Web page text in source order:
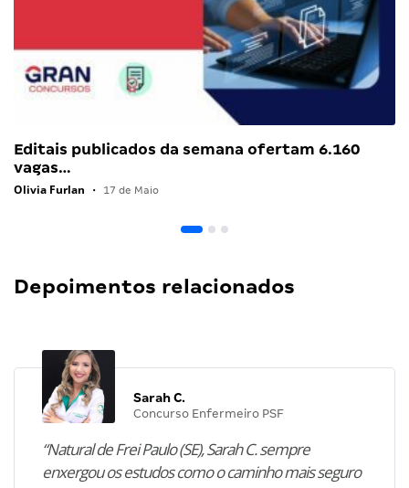
Editais publicados da semana ofertam 6.160
vagas…
Olivia Furlan • 17 de Maio
Depoimentos relacionados
Sarah C.
Concurso Enfermeiro PSF
“Natural de Frei Paulo (SE), Sarah C. sempre
enxergou os estudos como o caminho mais seguro